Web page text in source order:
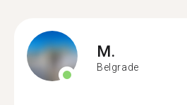
M.
Belgrade